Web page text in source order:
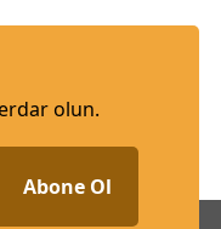
olun.
Abone Ol